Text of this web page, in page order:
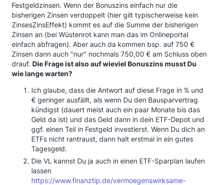
Festgeldzinsen. Wenn der Bonuszins einfach nur die
bisherigen Zinsen verdoppelt (hier gilt typischerweise kein
ZinsesZinsEffekt) kommt es auf die Summe der bisherigen
Zinsen an (bei Wüstenrot kann man das im Onlineportal
einfach abfragen). Aber auch da kommen bsp. auf 750 €
Zinsen dann auch "nur" nochmals 750,00 € am Schluss oben
drauf. Die Frage ist also auf wieviel Bonuszins musst Du
wie lange warten?
Ich glaube, dass die Antwort auf diese Frage in % und
€ geringer ausfällt, als wenn Du den Bausparvertrag
kündigst (dauert meist auch ein paar Monate bis das
Geld da ist) und das Geld dann in dein ETF-Depot und
ggf. einen Teil in Festgeld investierst. Wenn Du dich an
ETFs nicht rantraust, dann halt erstmal in ein gutes
Tagesgeld.
Die VL kannst Du ja auch in einen ETF-Sparplan laufen
lassen
https://www.finanztip.de/vermoegenswirksame-